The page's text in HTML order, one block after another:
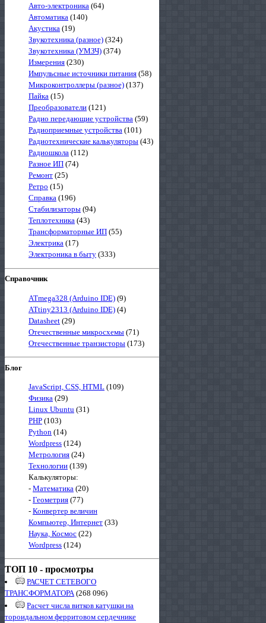
Авто-электроника (64)
Автоматика (140)
Акустика (19)
Звукотехника (разное) (324)
Звукотехника (УМЗЧ) (374)
Измерения (230)
Импульсные источники питания (58)
Микроконтроллеры (разное) (137)
Пайка (15)
Преобразователи (121)
Радио передающие устройства (59)
Радиоприемные устройства (101)
Радиотехнические калькуляторы (43)
Радиошкола (112)
Разное ИП (74)
Ремонт (25)
Ретро (15)
Справка (196)
Стабилизаторы (94)
Теплотехника (43)
Трансформаторные ИП (55)
Электрика (17)
Электроника в быту (333)
Справочник
ATmega328 (Arduino IDE) (9)
ATtiny2313 (Arduino IDE) (4)
Datasheet (29)
Отечественные микросхемы (71)
Отечественные транзисторы (173)
Блог
JavaScript, CSS, HTML (109)
Физика (29)
Linux Ubuntu (31)
PHP (103)
Python (14)
Wordpress (124)
Метрология (24)
Технологии (139)
Калькуляторы:
- Математика (20)
- Геометрия (77)
- Конвертер величин
Компьютер, Интернет (33)
Наука, Космос (22)
Wordpress (124)
ТОП 10 - просмотры
РАСЧЕТ СЕТЕВОГО
ТРАНСФОРМАТОРА(268 096)
Расчет числа витков катушки на
тороидальном ферритовом сердечнике